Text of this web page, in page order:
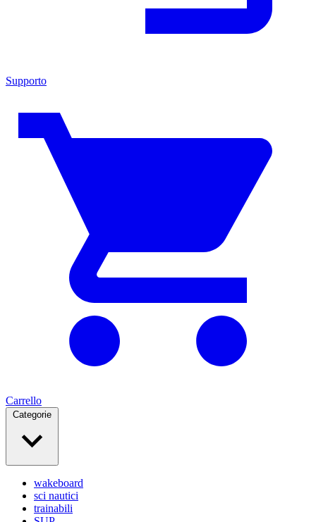
Supporto
Carrello
Categorie
wakeboard
sci nautici
trainabili